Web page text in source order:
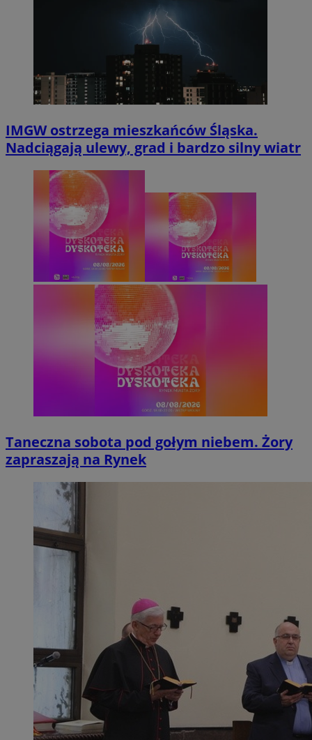
IMGW ostrzega mieszkańców Śląska.
Nadciągają ulewy, grad i bardzo silny wiatr
Taneczna sobota pod gołym niebem. Żory
zapraszają na Rynek